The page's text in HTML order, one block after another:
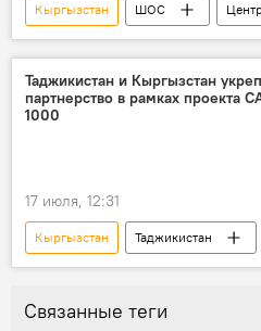
Кыргызстан ШОС
Таджикистан
Таджикистан и Кыргызстан
партнерство в рамках проекта
1000
17 июля, 12:31
Кыргызстан Таджикистан
Минэнерго Таджикистан
Связанные теги